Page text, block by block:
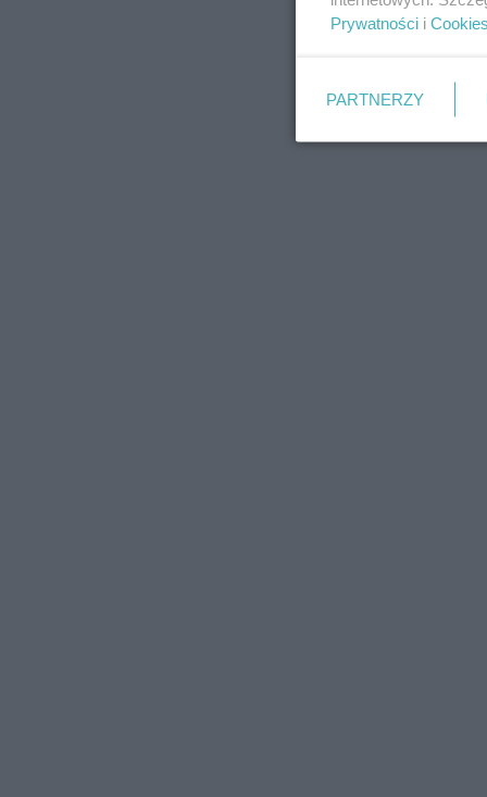
Prywatności i Cookies
PARTNERZY